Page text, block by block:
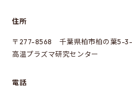
住所
〒277-8568 千葉県柏市柏の葉5-
高温プラズマ研究センター
電話